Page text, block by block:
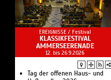
EREIGNISSE / Festival
KLASSIKFESTIVAL
AMMERSEERENADE
12. bis 26.9.2026
Tag der offenen Haus- und